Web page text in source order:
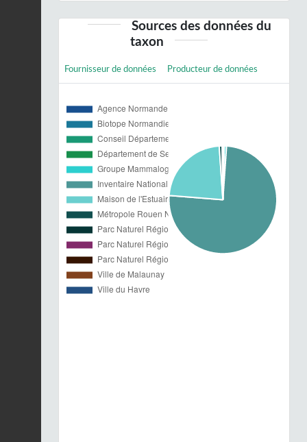
Sources des données du
taxon
Fournisseur de données Producteur de données